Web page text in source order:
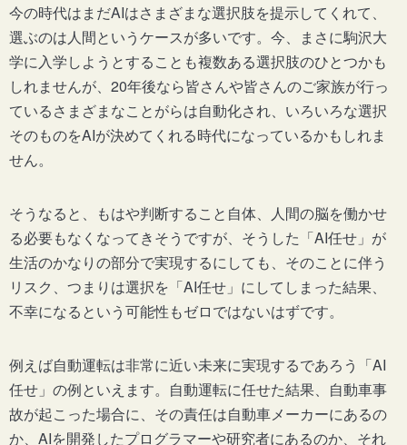
今の時代はまだAIはさまざまな選択肢を提示してくれて、
選ぶのは人間というケースが多いです。今、まさに駒沢大
学に入学しようとすることも複数ある選択肢のひとつかも
しれませんが、20年後なら皆さんや皆さんのご家族が行っ
ているさまざまなことがらは自動化され、いろいろな選択
そのものをAIが決めてくれる時代になっているかもしれま
せん。
そうなると、もはや判断すること自体、人間の脳を働かせ
る必要もなくなってきそうですが、そうした「AI任せ」が
生活のかなりの部分で実現するにしても、そのことに伴う
リスク、つまりは選択を「AI任せ」にしてしまった結果、
不幸になるという可能性もゼロではないはずです。
例えば自動運転は非常に近い未来に実現するであろう「AI
任せ」の例といえます。自動運転に任せた結果、自動車事
故が起こった場合に、その責任は自動車メーカーにあるの
か、AIを開発したプログラマーや研究者にあるのか、それ